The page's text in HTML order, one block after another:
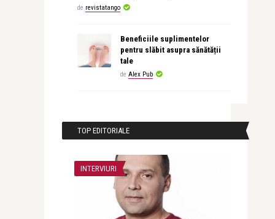
de revistatango
Beneficiile suplimentelor
pentru slăbit asupra sănătății
tale
de Alex Pub
TOP EDITORIALE
INTERVIURI